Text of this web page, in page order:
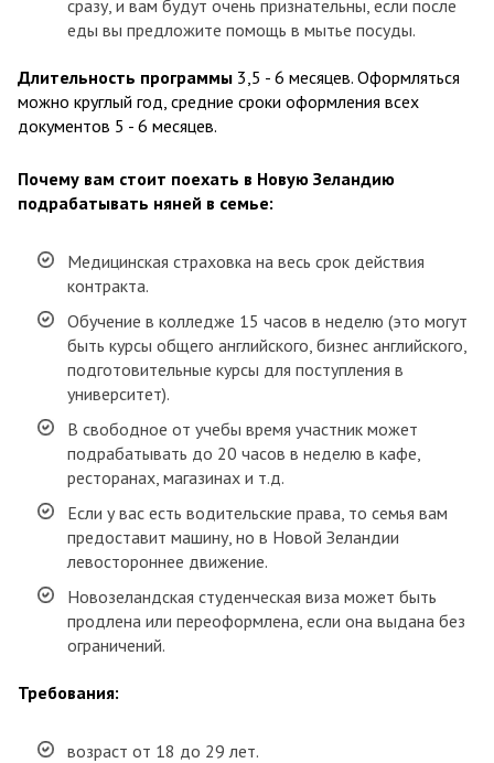
сразу, и вам будут очень признательны, если после
еды вы предложите помощь в мытье посуды.
Длительность программы 3,5 - 6 месяцев. Оформляться
можно круглый год, средние сроки оформления всех
документов 5 - 6 месяцев.
Почему вам стоит поехать в Новую Зеландию
подрабатывать няней в семье:
Медицинская страховка на весь срок действия
контракта.
Обучение в колледже 15 часов в неделю (это могут
быть курсы общего английского, бизнес английского,
подготовительные курсы для поступления в
университет).
В свободное от учебы время участник может
подрабатывать до 20 часов в неделю в кафе,
ресторанах, магазинах и т.д.
Если у вас есть водительские права, то семья вам
предоставит машину, но в Новой Зеландии
левостороннее движение.
Новозеландская студенческая виза может быть
продлена или переоформлена, если она выдана без
ограничений.
Требования:
возраст от 18 до 29 лет.